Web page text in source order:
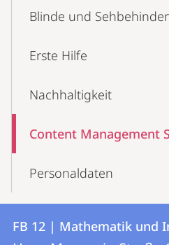
Blinde und
Erste Hilfe
Nachhaltigkeit
Content Management
Personaldaten
Kontakt
FB
FB 12 | Mathematik und